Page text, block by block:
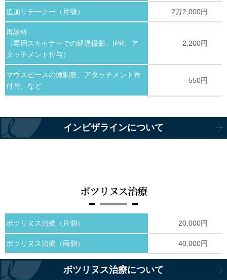
追加リテーナー（片顎） 2万2,000円
再診料
（専用スキャナーでの経過撮影、IPR、ア
タッチメント付与）
2,200円
マウスピースの微調整、アタッチメント再
付与、など
550円
インビザラインについて
ボツリヌス治療
ボツリヌス治療（片側） 20,000円
ボツリヌス治療（両側） 40,000円
ボツリヌス治療について